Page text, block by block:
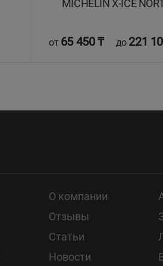
MICHELIN X-ICE
от 65 450 ₸ до 221
О компании
Отзывы
Статьи
Новости